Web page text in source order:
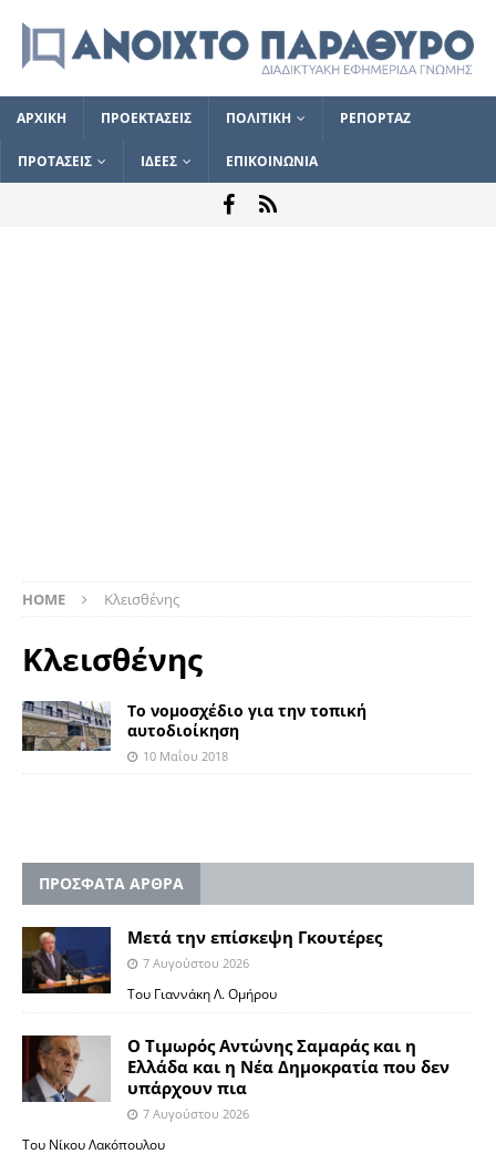
ΑΡΧΙΚΗ ΠΡΟΕΚΤΑΣΕΙΣ ΠΟΛΙΤΙΚΗ ΡΕΠΟΡΤΑΖ
ΠΡΟΤΑΣΕΙΣ ΙΔΕΕΣ ΕΠΙΚΟΙΝΩΝΙΑ
HOME Κλεισθένης
Κλεισθένης
Το νομοσχέδιο για την τοπική
αυτοδιοίκηση
10 Μαΐου 2018
ΠΡΟΣΦΑΤΑ ΑΡΘΡΑ
Μετά την επίσκεψη Γκουτέρες
7 Αυγούστου 2026
Του Γιαννάκη Λ. Ομήρου
Ο Τιμωρός Αντώνης Σαμαράς και η
Ελλάδα και η Νέα Δημοκρατία που δεν
υπάρχουν πια
7 Αυγούστου 2026
Του Νίκου Λακόπουλου